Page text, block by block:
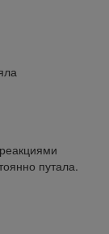
путала.